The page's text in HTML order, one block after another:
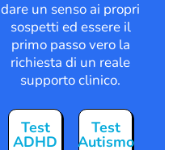
dare un senso ai propri
sospetti ed essere il
primo passo vero la
richiesta di un reale
supporto clinico.
Test
ADHD
Test
Autismo